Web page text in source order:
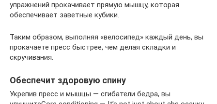
упражнений прокачивает прямую мышцу, которая
обеспечивает заветные кубики.
Таким образом, выполняя «велосипед» каждый день, вы
прокачаете пресс быстрее, чем делая складки и
скручивания.
Обеспечит здоровую спину
Укрепив пресс и мышцы — сгибатели бедра, вы